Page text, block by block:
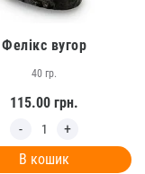
Фелікс вугор
40 гр.
115.00 грн.
В кошик